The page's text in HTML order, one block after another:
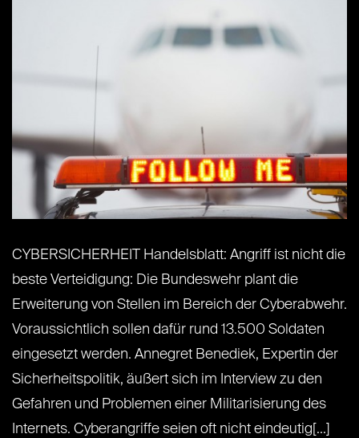
CYBERSICHERHEIT Handelsblatt: Angriff ist nicht die
beste Verteidigung: Die Bundeswehr plant die
Erweiterung von Stellen im Bereich der Cyberabwehr.
Voraussichtlich sollen dafür rund 13.500 Soldaten
eingesetzt werden. Annegret Benediek, Expertin der
Sicherheitspolitik, äußert sich im Interview zu den
Gefahren und Problemen einer Militarisierung des
Internets. Cyberangriffe seien oft nicht eindeutig[...]